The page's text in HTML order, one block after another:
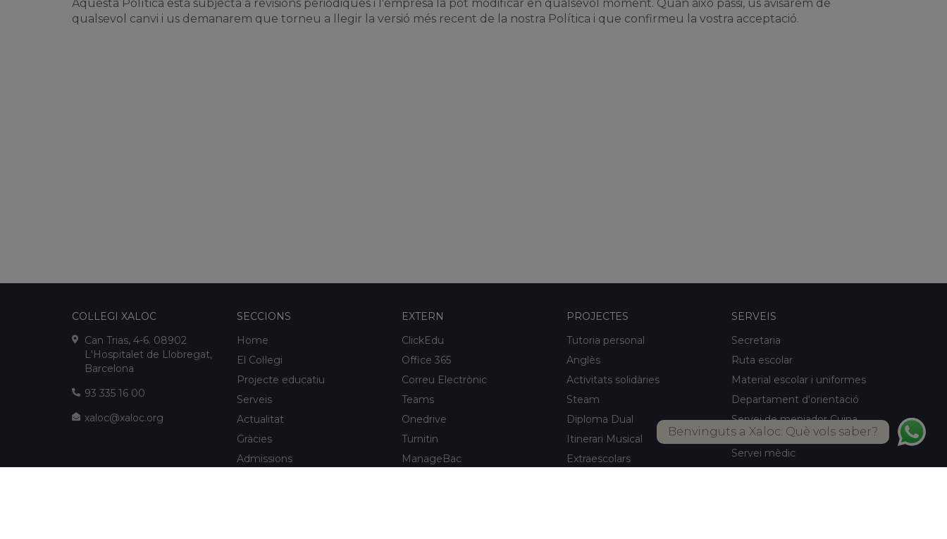
Aquesta Política està subjecta a revisions periòdiques i l'empresa la pot modificar en qualsevol moment. Quan això passi, us avisarem de
qualsevol canvi i us demanarem que torneu a llegir la versió més recent de la nostra Política i que confirmeu la vostra acceptació.
Benvinguts a Xaloc: Què vols saber?
COL·LEGI XALOC
Can Trias, 4-6. 08902
L'Hospitalet de Llobregat,
Barcelona
93 335 16 00
xaloc@xaloc.org
SECCIONS
Home
El Col·legi
Projecte educatiu
Serveis
Actualitat
Gràcies
Admissions
EXTERN
ClickEdu
Office 365
Correu Electrònic
Teams
Onedrive
Turnitin
ManageBac
PROJECTES
Tutoria personal
Anglès
Activitats solidàries
Steam
Diploma Dual
Itinerari Musical
Extraescolars
SERVEIS
Secretaria
Ruta escolar
Material escolar i uniformes
Departament d'orientació
Servei de menjador Cuina
pròpia
Servei mèdic